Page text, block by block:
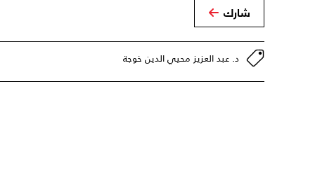
شارك
د. عبد العزيز محيي الدين خوجة